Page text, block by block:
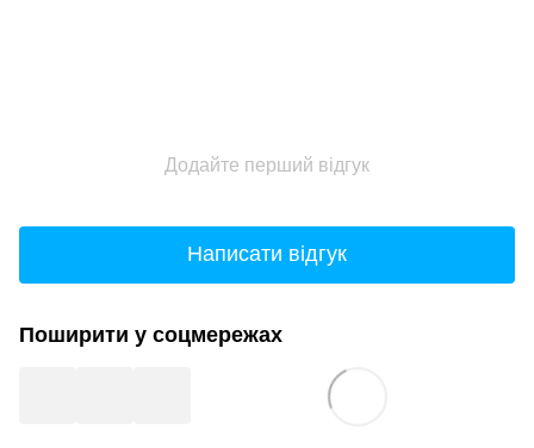
Додайте перший відгук
Написати відгук
Поширити у соцмережах